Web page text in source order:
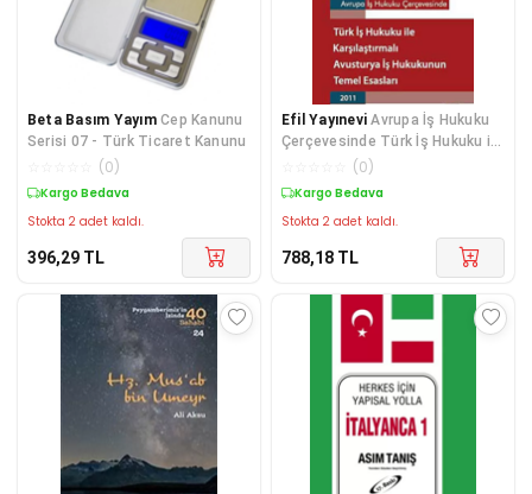
Beta Basım Yayım Cep Kanunu
Serisi 07 - Türk Ticaret Kanunu
(0)
Kargo Bedava
Stokta 2 adet kaldı.
396,29 TL
Efil Yayınevi Avrupa İş Hukuku
Çerçevesinde Türk İş Hukuku ile
Karşılaştırmalı Avusturya İş
(0)
Kargo Bedava
Stokta 2 adet kaldı.
788,18 TL